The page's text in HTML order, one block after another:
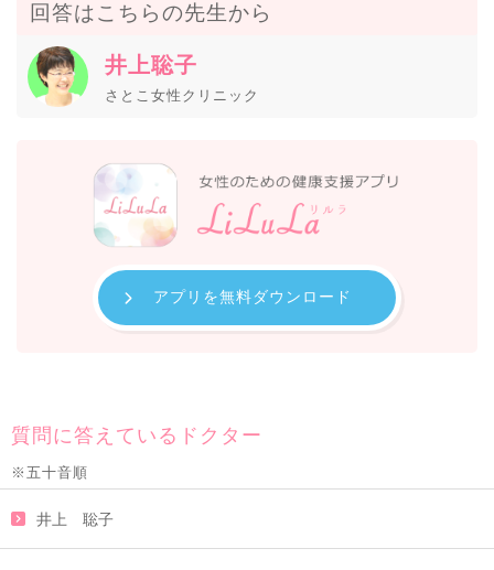
回答はこちらの先生から
井上聡子
さとこ女性クリニック
アプリを無料ダウンロード
質問に答えているドクター
※五十音順
井上 聡子